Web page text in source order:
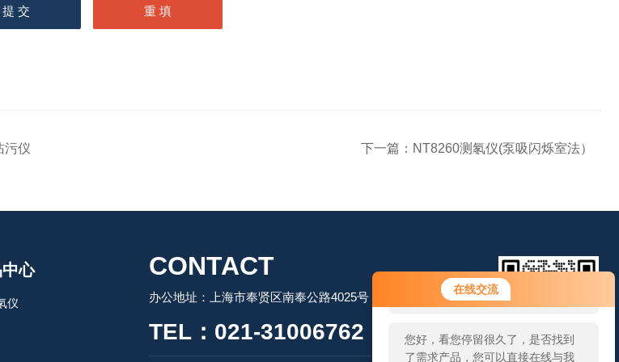
在线交流
您好！欢迎前来咨询，很高兴为您
服务，请问您要咨询什么问题呢？
您好，看您停留很久了，是否找到
了需求产品，您可以直接在线与我
污仪 下一篇： NT8260测氡仪(泵吸闪烁室法）
心
仪
CONTACT
办公地址：上海市奉贤区南奉公路4025号
TEL：021-31006762